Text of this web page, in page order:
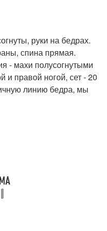
руки на бедрах.
спина прямая.
- махи полусогнутыми
и правой ногой, сет - 20
линию бедра, мы